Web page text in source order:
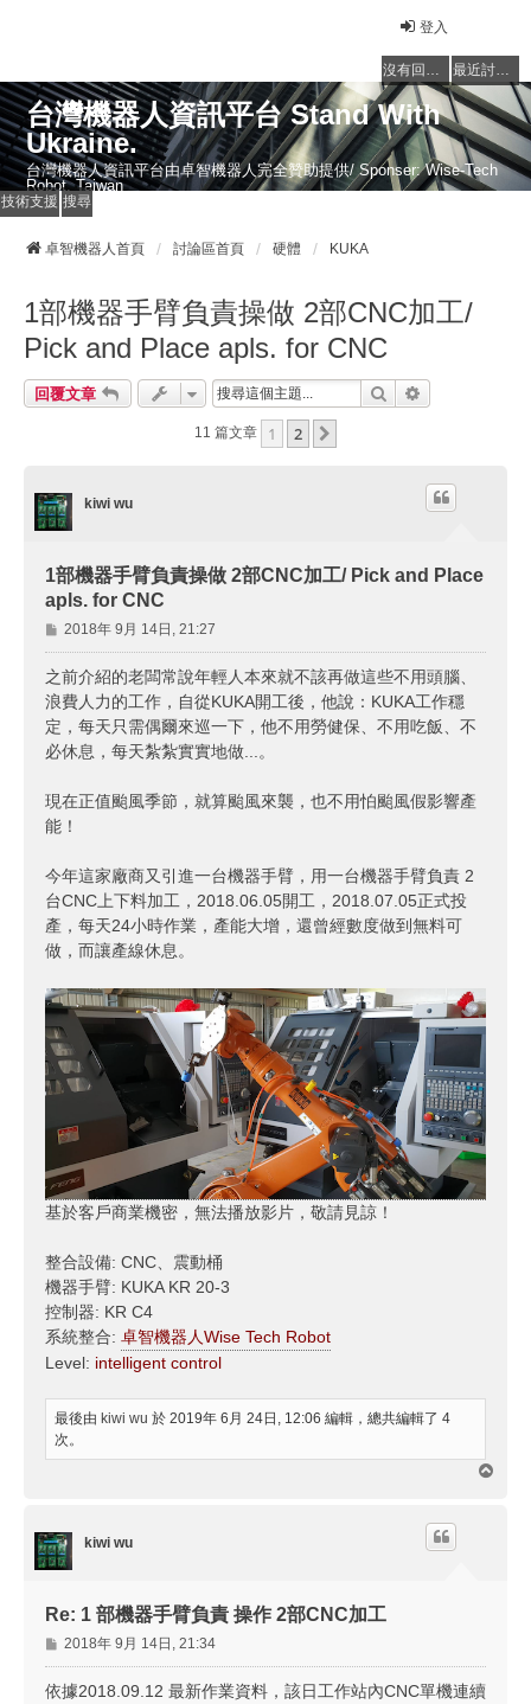
登入
沒有回覆的主題 最近討論的主題
台灣機器人資訊平台 Stand With
Ukraine.
台灣機器人資訊平台由卓智機器人完全贊助提供/ Sponser: Wise-Tech
Robot, Taiwan
技術支援 搜尋
卓智機器人首頁 討論區首頁 硬體 KUKA
1部機器手臂負責操做 2部CNC加工/
Pick and Place apls. for CNC
回覆文章 搜尋
11 篇文章 1 2
kiwi wu
1部機器手臂負責操做 2部CNC加工/ Pick and Place
apls. for CNC
文
章
2018年 9月 14日, 21:27
之前介紹的老闆常說年輕人本來就不該再做這些不用頭腦、
浪費人力的工作，自從KUKA開工後，他說：KUKA工作穩
定，每天只需偶爾來巡一下，他不用勞健保、不用吃飯、不
必休息，每天紮紮實實地做...。
現在正值颱風季節，就算颱風來襲，也不用怕颱風假影響產
能！
今年這家廠商又引進一台機器手臂，用一台機器手臂負責 2
台CNC上下料加工，2018.06.05開工，2018.07.05正式投
產，每天24小時作業，產能大增，還曾經數度做到無料可
做，而讓產線休息。
基於客戶商業機密，無法播放影片，敬請見諒！
整合設備: CNC、震動桶
機器手臂: KUKA KR 20-3
控制器: KR C4
系統整合: 卓智機器人Wise Tech Robot
Level: intelligent control
最後由 kiwi wu 於 2019年 6月 24日, 12:06 編輯，總共編輯了 4
次。
kiwi wu
Re: 1 部機器手臂負責 操作 2部CNC加工
文
章
2018年 9月 14日, 21:34
依據2018.09.12 最新作業資料，該日工作站內CNC單機連續